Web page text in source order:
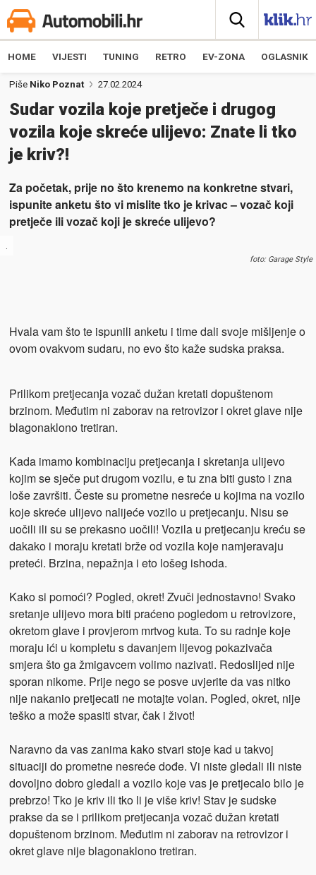
HOME VIJESTI TUNING RETRO EV-ZONA OGLASNIK
Piše Niko Poznat 27.02.2024
Sudar vozila koje pretječe i drugog
vozila koje skreće ulijevo: Znate li tko
je kriv?!
Za početak, prije no što krenemo na konkretne stvari,
ispunite anketu što vi mislite tko je krivac – vozač koji
pretječe ili vozač koji je skreće ulijevo?
.
foto: Garage Style
Hvala vam što te ispunili anketu i time dali svoje mišljenje o
ovom ovakvom sudaru, no evo što kaže sudska praksa.
Prilikom pretjecanja vozač dužan kretati dopuštenom
brzinom. Međutim ni zaborav na retrovizor i okret glave nije
blagonaklono tretiran.
Kada imamo kombinaciju pretjecanja i skretanja ulijevo
kojim se sječe put drugom vozilu, e tu zna biti gusto i zna
loše završiti. Česte su prometne nesreće u kojima na vozilo
koje skreće ulijevo nalijeće vozilo u pretjecanju. Nisu se
uočili ili su se prekasno uočili! Vozila u pretjecanju kreću se
dakako i moraju kretati brže od vozila koje namjeravaju
preteći. Brzina, nepažnja i eto lošeg ishoda.
Kako si pomoći? Pogled, okret! Zvuči jednostavno! Svako
sretanje ulijevo mora biti praćeno pogledom u retrovizore,
okretom glave i provjerom mrtvog kuta. To su radnje koje
moraju ići u kompletu s davanjem lijevog pokazivača
smjera što ga žmigavcem volimo nazivati. Redoslijed nije
sporan nikome. Prije nego se posve uvjerite da vas nitko
nije nakanio pretjecati ne motajte volan. Pogled, okret, nije
teško a može spasiti stvar, čak i život!
Naravno da vas zanima kako stvari stoje kad u takvoj
situaciji do prometne nesreće dođe. Vi niste gledali ili niste
dovoljno dobro gledali a vozilo koje vas je pretjecalo bilo je
prebrzo! Tko je kriv ili tko li je više kriv! Stav je sudske
prakse da se i prilikom pretjecanja vozač dužan kretati
dopuštenom brzinom. Međutim ni zaborav na retrovizor i
okret glave nije blagonaklono tretiran.